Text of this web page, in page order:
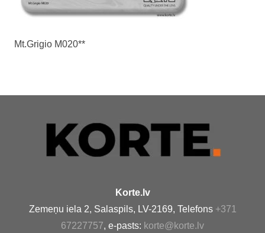
Mt.Grigio M020**
Korte.lv
Zemeņu iela 2, Salaspils, LV-2169, Telefons +371
67227757, e-pasts: korte@korte.lv